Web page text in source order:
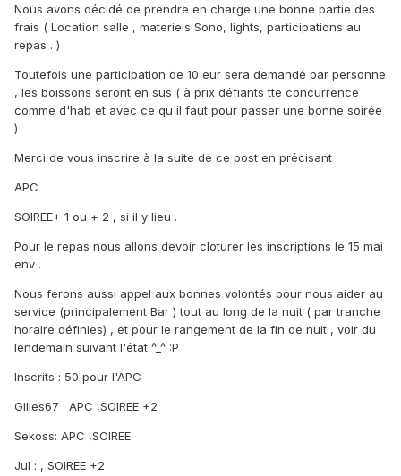
Nous avons décidé de prendre en charge une bonne partie des
frais ( Location salle , materiels Sono, lights, participations au
repas . )
Toutefois une participation de 10 eur sera demandé par personne
, les boissons seront en sus ( à prix défiants tte concurrence
comme d'hab et avec ce qu'il faut pour passer une bonne soirée
)
Merci de vous inscrire à la suite de ce post en précisant :
APC
SOIREE+ 1 ou + 2 , si il y lieu .
Pour le repas nous allons devoir cloturer les inscriptions le 15 mai
env .
Nous ferons aussi appel aux bonnes volontés pour nous aider au
service (principalement Bar ) tout au long de la nuit ( par tranche
horaire définies) , et pour le rangement de la fin de nuit , voir du
lendemain suivant l'état ^_^ :P
Inscrits : 50 pour l'APC
Gilles67 : APC ,SOIREE +2
Sekoss: APC ,SOIREE
Jul : , SOIREE +2